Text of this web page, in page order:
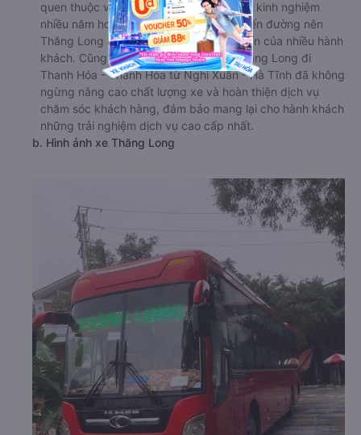
quen thuộc với hãng xe Thăng Long. Với kinh nghiệm
nhiều năm hoạt động trên khá nhiều tuyến đường nên
Thăng Long hiểu rất rõ nhu cầu di chuyển của nhiều hành
khách. Cũng chính vì vậy mà nhà xe Thăng Long đi
Thanh Hóa - Thanh Hóa từ Nghi Xuân - Hà Tĩnh đã không
ngừng nâng cao chất lượng xe và hoàn thiện dịch vụ
chăm sóc khách hàng, đảm bảo mang lại cho hành khách
những trải nghiệm dịch vụ cao cấp nhất.
b. Hình ảnh xe Thăng Long